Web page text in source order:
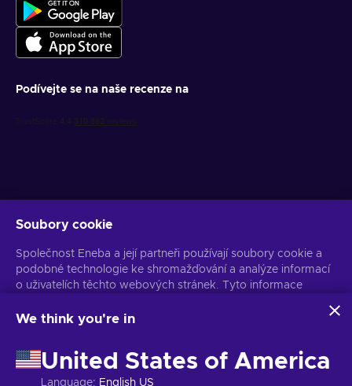
Podívejte se na naše recenze na
Získejte personalizované nabídky her
Předplatit
Z odběru se můžete kdykoli odhlásit. Více informací naleznete v
Soubory cookie
Společnost Eneba a její partneři používají soubory cookie a
podobné technologie ke shromažďování a analýze informací
o uživatelích těchto webových stránek. Tyto informace
stránkách. Vaše osobní údaje mohou být také použity k
Kliknutím na tlačítko „Přijmout vše“ souhlasíte s používáním
těchto technologií společností Eneba a jejími partnery. Svůj
souhlas můžete upravit kliknutím na tlačítko „Přizpůsobit“.
We think you're in
United States of America
Language: English US